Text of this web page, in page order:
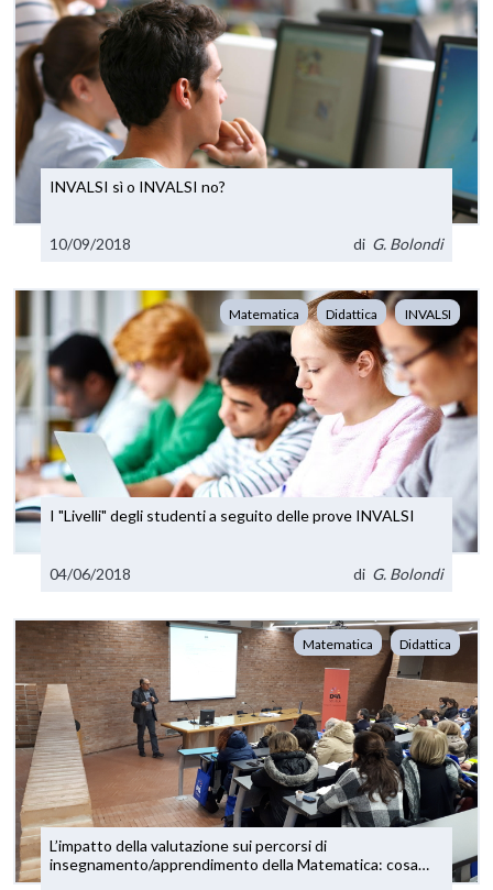
INVALSI sì o INVALSI no?
10/09/2018 di G. Bolondi
Matematica Didattica INVALSI
I "Livelli" degli studenti a seguito delle prove INVALSI
04/06/2018 di G. Bolondi
Matematica Didattica
L’impatto della valutazione sui percorsi di
insegnamento/apprendimento della Matematica: cosa